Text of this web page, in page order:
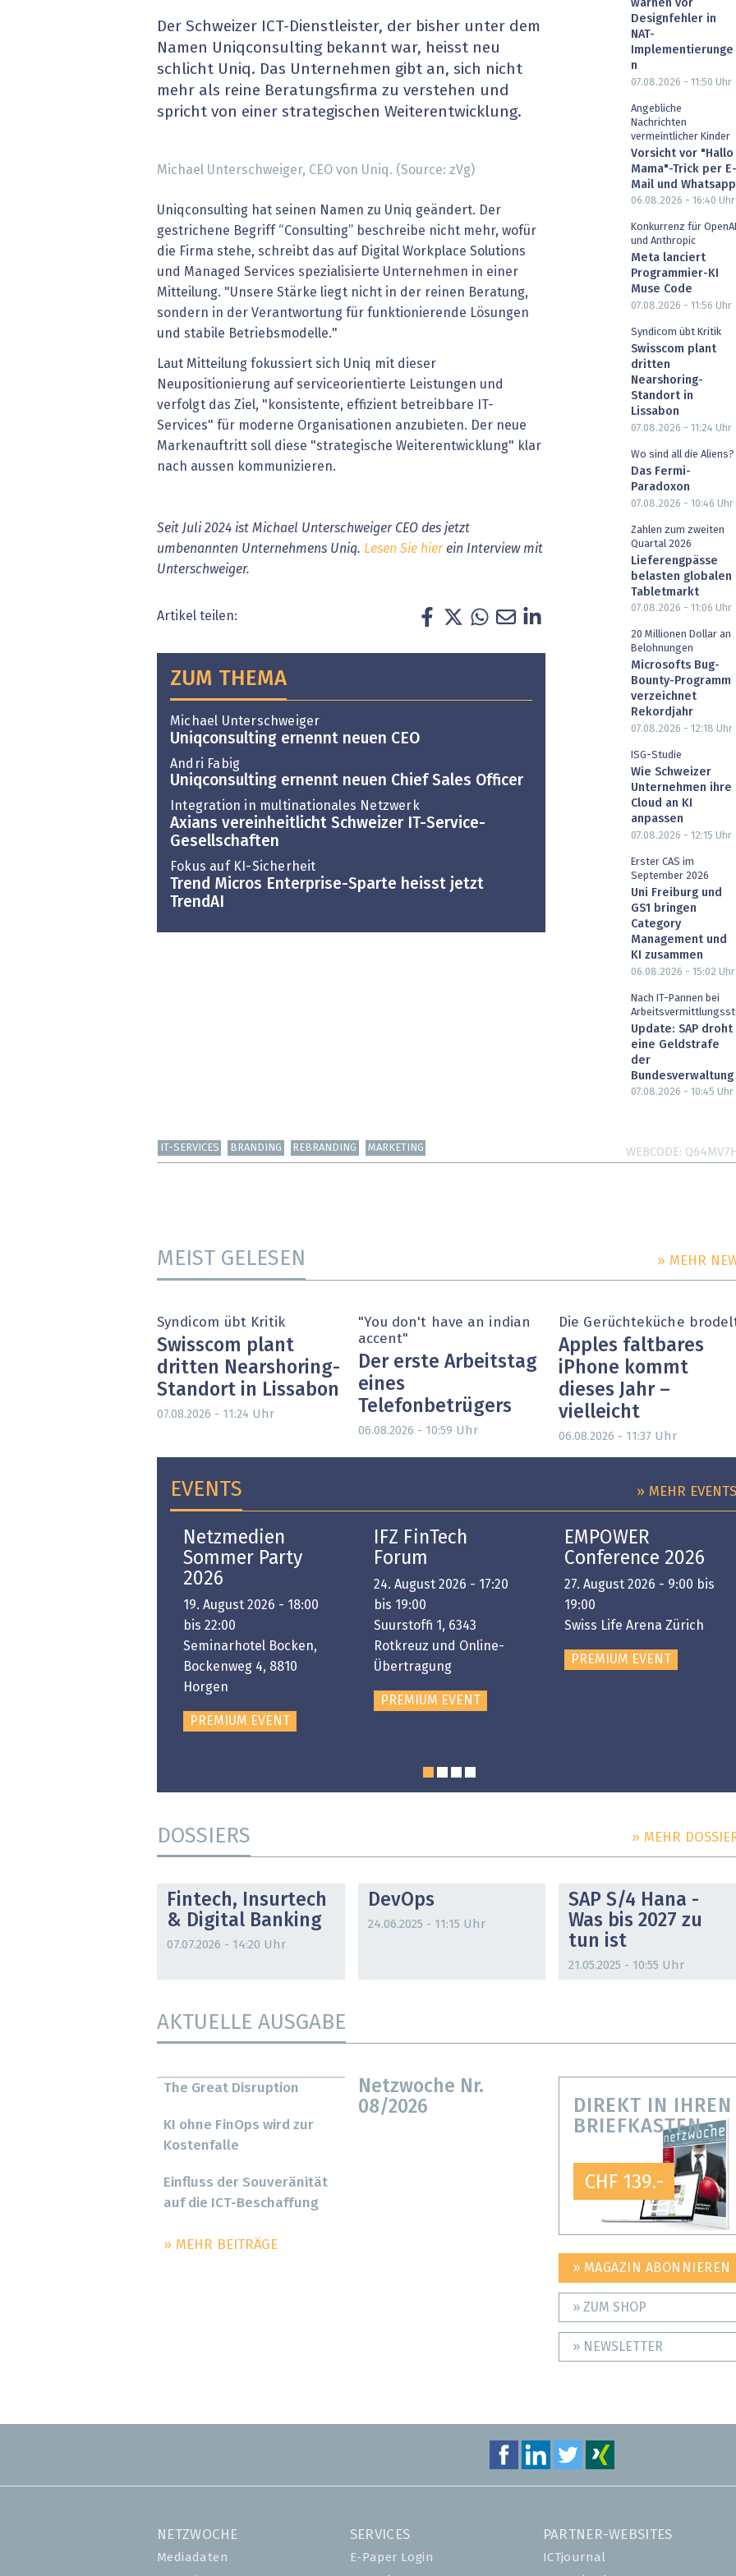
» alle News Gesundheit wird digital
EU-DSGVO
Digital Banking
» alle Dossiers
IT for Health
Artificial Intelligence
Finance 2030
Fintech & Insurtech
Professional AV & Digital Signage
Der Schweizer ICT-Dienstleister, der bisher unter dem
Namen Uniqconsulting bekannt war, heisst neu
schlicht Uniq. Das Unternehmen gibt an, sich nicht
mehr als reine Beratungsfirma zu verstehen und
spricht von einer strategischen Weiterentwicklung.
Michael Unterschweiger, CEO von Uniq. (Source: zVg)
Uniqconsulting hat seinen Namen zu Uniq geändert. Der
gestrichene Begriff “Consulting” beschreibe nicht mehr, wofür
die Firma stehe, schreibt das auf Digital Workplace Solutions
und Managed Services spezialisierte Unternehmen in einer
Mitteilung. "Unsere Stärke liegt nicht in der reinen Beratung,
sondern in der Verantwortung für funktionierende Lösungen
und stabile Betriebsmodelle."
Laut Mitteilung fokussiert sich Uniq mit dieser
Neupositionierung auf serviceorientierte Leistungen und
verfolgt das Ziel, "konsistente, effizient betreibbare IT-
Services" für moderne Organisationen anzubieten. Der neue
Markenauftritt soll diese "strategische Weiterentwicklung" klar
nach aussen kommunizieren.
Seit Juli 2024 ist Michael Unterschweiger CEO des jetzt
umbenannten Unternehmens Uniq. Lesen Sie hierein Interview mit
Unterschweiger.
Artikel teilen:
ZUM THEMA
Michael Unterschweiger
Uniqconsulting ernennt neuen CEO
Andri Fabig
Uniqconsulting ernennt neuen Chief Sales Officer
Integration in multinationales Netzwerk
Axians vereinheitlicht Schweizer IT-Service-
Gesellschaften
Fokus auf KI-Sicherheit
Trend Micros Enterprise-Sparte heisst jetzt
TrendAI
warnen vor
Designfehler in
NAT-
Implementierunge
n
07.08.2026 - 11:50 Uhr
Angebliche
Nachrichten
vermeintlicher Kinder
Vorsicht vor "Hallo
Mama"-Trick per E-
Mail und Whatsapp
06.08.2026 - 16:40 Uhr
Konkurrenz für OpenAI
und Anthropic
Meta lanciert
Programmier-KI
Muse Code
07.08.2026 - 11:56 Uhr
Syndicom übt Kritik
Swisscom plant
dritten
Nearshoring-
Standort in
Lissabon
07.08.2026 - 11:24 Uhr
Wo sind all die Aliens?
Das Fermi-
Paradoxon
07.08.2026 - 10:46 Uhr
Zahlen zum zweiten
Quartal 2026
Lieferengpässe
belasten globalen
Tabletmarkt
07.08.2026 - 11:06 Uhr
20 Millionen Dollar an
Belohnungen
Microsofts Bug-
Bounty-Programm
verzeichnet
Rekordjahr
07.08.2026 - 12:18 Uhr
ISG-Studie
Wie Schweizer
Unternehmen ihre
Cloud an KI
anpassen
07.08.2026 - 12:15 Uhr
Erster CAS im
September 2026
Uni Freiburg und
GS1 bringen
Category
Management und
KI zusammen
06.08.2026 - 15:02 Uhr
Nach IT-Pannen bei
Update: SAP droht
eine Geldstrafe
der
Bundesverwaltung
07.08.2026 - 10:45 Uhr
IT-SERVICES BRANDING REBRANDING MARKETING WEBCODE
MEIST GELESEN » MEHR
Syndicom übt Kritik
Swisscom plant
dritten Nearshoring-
Standort in Lissabon
07.08.2026 - 11:24 Uhr
"You don't have an indian
accent"
Der erste Arbeitstag
eines
Telefonbetrügers
06.08.2026 - 10:59 Uhr
Die Gerüchteküche
Apples faltbares
iPhone kommt
dieses Jahr –
vielleicht
06.08.2026 - 11:37 Uhr
EVENTS » MEHR EVENTS
Netzmedien
Sommer Party
2026
19. August 2026 - 18:00
bis 22:00
Seminarhotel Bocken,
Bockenweg 4, 8810
Horgen
PREMIUM EVENT
IFZ FinTech
Forum
24. August 2026 - 17:20
bis 19:00
Suurstoffi 1, 6343
Rotkreuz und Online-
Übertragung
PREMIUM EVENT
EMPOWER
Conference 2026
27. August 2026 - 9:00 bis
19:00
Swiss Life Arena Zürich
PREMIUM EVENT
DOSSIERS » MEHR
Fintech, Insurtech
& Digital Banking
07.07.2026 - 14:20 Uhr
DevOps
24.06.2025 - 11:15 Uhr
SAP S/4 Hana -
Was bis 2027 zu
tun ist
21.05.2025 - 10:55 Uhr
AKTUELLE AUSGABE
Netzwoche Nr.
08/2026
The Great Disruption
KI ohne FinOps wird zur
Kostenfalle
Einfluss der Souveränität
auf die ICT-Beschaffung
» MEHR BEITRÄGE
DIREKT IN IHREN
BRIEFKASTEN
CHF 139.-
» MAGAZIN ABONNIEREN
» ZUM SHOP
» NEWSLETTER
NETZWOCHE
Mediadaten
SERVICES
E-Paper Login
PARTNER-WEBSITES
ICTjournal